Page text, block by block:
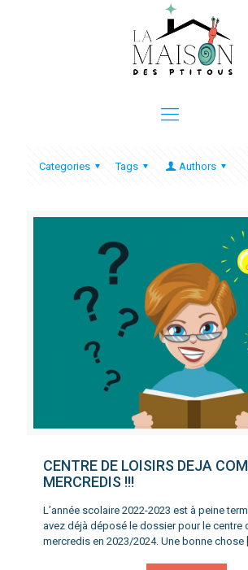
Categories Tags Authors
CENTRE DE LOISIRS DEJA
MERCREDIS !!!
L’année scolaire 2022-2023 est à peine
avez déjà déposé le dossier pour le centre
mercredis en 2023/2024. Une bonne chose